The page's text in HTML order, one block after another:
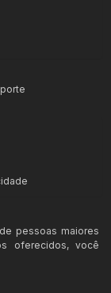
pessoas maiores
oferecidos, você